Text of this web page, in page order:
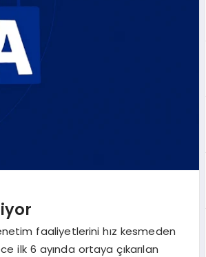
faaliyetlerini hız kesmeden
ilk 6 ayında ortaya çıkarılan